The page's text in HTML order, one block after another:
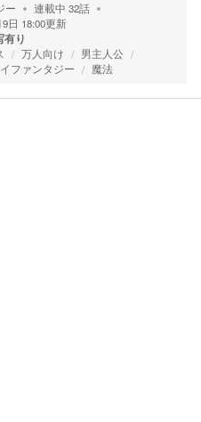
ー 連載中 32話
日 18:00更新
有り
万人向け
男主人公
ファンタジー 魔法